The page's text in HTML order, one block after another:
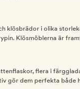
klösbrädor i olika
Klösmöblerna är
flera i
gör dem perfekta både